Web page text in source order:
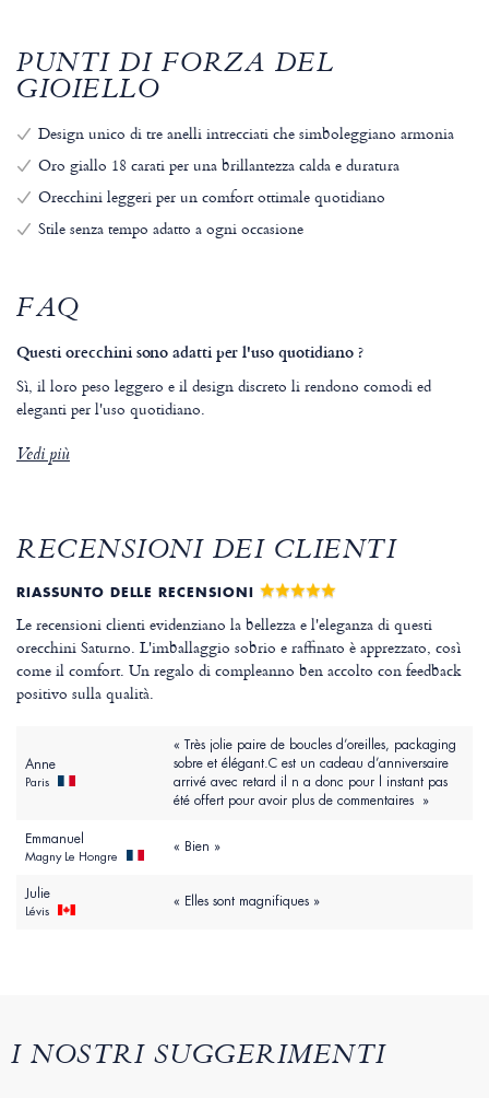
PUNTI DI FORZA DEL
GIOIELLO
Design unico di tre anelli intrecciati che simboleggiano armonia
Oro giallo 18 carati per una brillantezza calda e duratura
Orecchini leggeri per un comfort ottimale quotidiano
Stile senza tempo adatto a ogni occasione
FAQ
Questi orecchini sono adatti per l'uso quotidiano ?
Sì, il loro peso leggero e il design discreto li rendono comodi ed
eleganti per l'uso quotidiano.
Vedi più
RECENSIONI DEI CLIENTI
RIASSUNTO DELLE RECENSIONI
Le recensioni clienti evidenziano la bellezza e l'eleganza di questi
orecchini Saturno. L'imballaggio sobrio e raffinato è apprezzato, così
come il comfort. Un regalo di compleanno ben accolto con feedback
positivo sulla qualità.
Anne
Paris
« Très jolie paire de boucles d’oreilles, packaging
sobre et élégant.C est un cadeau d’anniversaire
arrivé avec retard il n a donc pour l instant pas
été offert pour avoir plus de commentaires »
Emmanuel
Magny Le Hongre
« Bien »
Julie
Lévis
« Elles sont magnifiques »
I NOSTRI SUGGERIMENTI